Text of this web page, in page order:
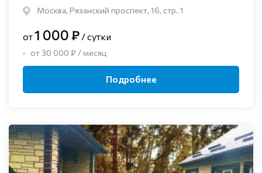
Москва, Рязанский проспект, 16, стр. 1
от1 000 ₽ / сутки
от 30 000 ₽ / месяц
Подробнее